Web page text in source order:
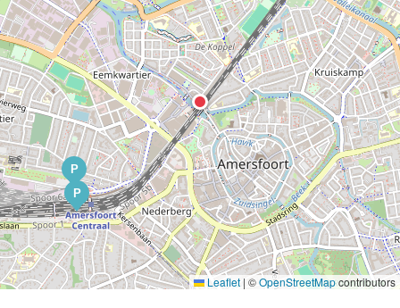
P
P
Leaflet | ©OpenStreetMapcontributors